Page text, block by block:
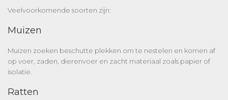
Veelvoorkomende soorten zijn:
Muizen
Muizen zoeken beschutte plekken om te nestelen en komen af
op voer, zaden, dierenvoer en zacht materiaal zoals papier of
isolatie.
Ratten